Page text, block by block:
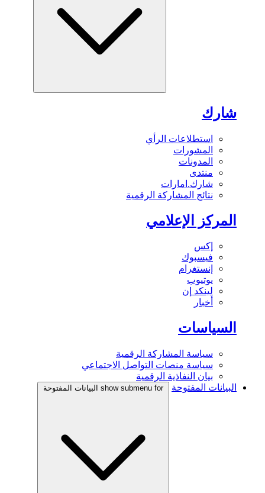
شارك
استطلاعات الرأي
المشورات
المدونات
منتدى
شارك.امارات
نتائج المشاركة الرقمية
المركز الإعلامي
إكس
فيسبوك
إنستغرام
يوتيوب
لينكد إن
أخبار
السياسات
سياسة المشاركة الرقمية
سياسة منصات التواصل الاجتماعي
بيان النفاذية الرقمية
البيانات المفتوحة
show submenu for البيانات المفتوحة